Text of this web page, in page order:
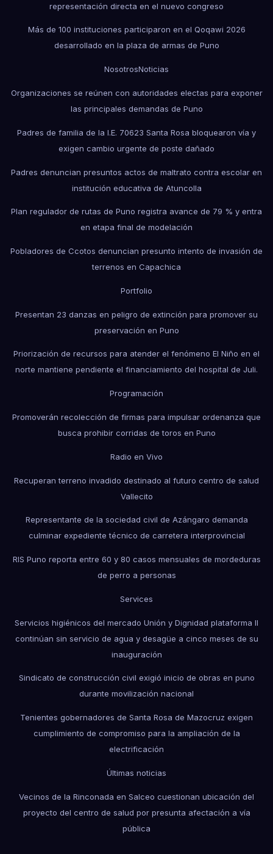
representación directa en el nuevo congreso
Más de 100 instituciones participaron en el Qoqawi 2026
desarrollado en la plaza de armas de Puno
NosotrosNoticias
Organizaciones se reúnen con autoridades electas para exponer
las principales demandas de Puno
Padres de familia de la I.E. 70623 Santa Rosa bloquearon vía y
exigen cambio urgente de poste dañado
Padres denuncian presuntos actos de maltrato contra escolar en
institución educativa de Atuncolla
Plan regulador de rutas de Puno registra avance de 79 % y entra
en etapa final de modelación
Pobladores de Ccotos denuncian presunto intento de invasión de
terrenos en Capachica
Portfolio
Presentan 23 danzas en peligro de extinción para promover su
preservación en Puno
Priorización de recursos para atender el fenómeno El Niño en el
norte mantiene pendiente el financiamiento del hospital de Juli.
Programación
Promoverán recolección de firmas para impulsar ordenanza que
busca prohibir corridas de toros en Puno
Radio en Vivo
Recuperan terreno invadido destinado al futuro centro de salud
Vallecito
Representante de la sociedad civil de Azángaro demanda
culminar expediente técnico de carretera interprovincial
RIS Puno reporta entre 60 y 80 casos mensuales de mordeduras
de perro a personas
Services
Servicios higiénicos del mercado Unión y Dignidad plataforma II
continúan sin servicio de agua y desagüe a cinco meses de su
inauguración
Sindicato de construcción civil exigió inicio de obras en puno
durante movilización nacional
Tenientes gobernadores de Santa Rosa de Mazocruz exigen
cumplimiento de compromiso para la ampliación de la
electrificación
Últimas noticias
Vecinos de la Rinconada en Salceo cuestionan ubicación del
proyecto del centro de salud por presunta afectación a vía
pública